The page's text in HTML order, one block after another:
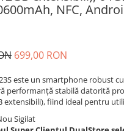
NFC,
699,00 RON
este un smartphone robust
performanță stabilă datorită
extensibili), fiind ideal pentru
Sigilat